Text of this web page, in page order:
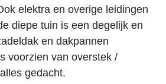
elektra en overige leidingen
diepe tuin is een degelijk en
en dakpannen
voorzien van overstek /
gedacht.